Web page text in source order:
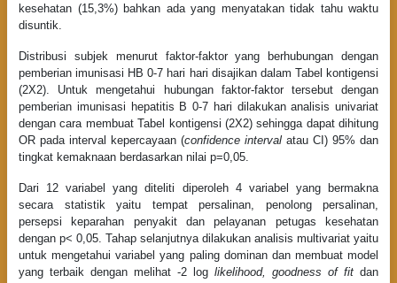
kesehatan (15,3%) bahkan ada yang menyatakan tidak tahu waktu
disuntik.
Distribusi subjek menurut faktor-faktor yang berhubungan dengan
pemberian imunisasi HB 0-7 hari hari disajikan dalam Tabel kontigensi
(2X2). Untuk mengetahui hubungan faktor-faktor tersebut dengan
pemberian imunisasi hepatitis B 0-7 hari dilakukan analisis univariat
dengan cara membuat Tabel kontigensi (2X2) sehingga dapat dihitung
OR pada interval kepercayaan (confidence interval atau CI) 95% dan
tingkat kemaknaan berdasarkan nilai p=0,05.
Dari 12 variabel yang diteliti diperoleh 4 variabel yang bermakna
secara statistik yaitu tempat persalinan, penolong persalinan,
persepsi keparahan penyakit dan pelayanan petugas kesehatan
dengan p< 0,05. Tahap selanjutnya dilakukan analisis multivariat yaitu
untuk mengetahui variabel yang paling dominan dan membuat model
yang terbaik dengan melihat -2 log likelihood, goodness of fit dan